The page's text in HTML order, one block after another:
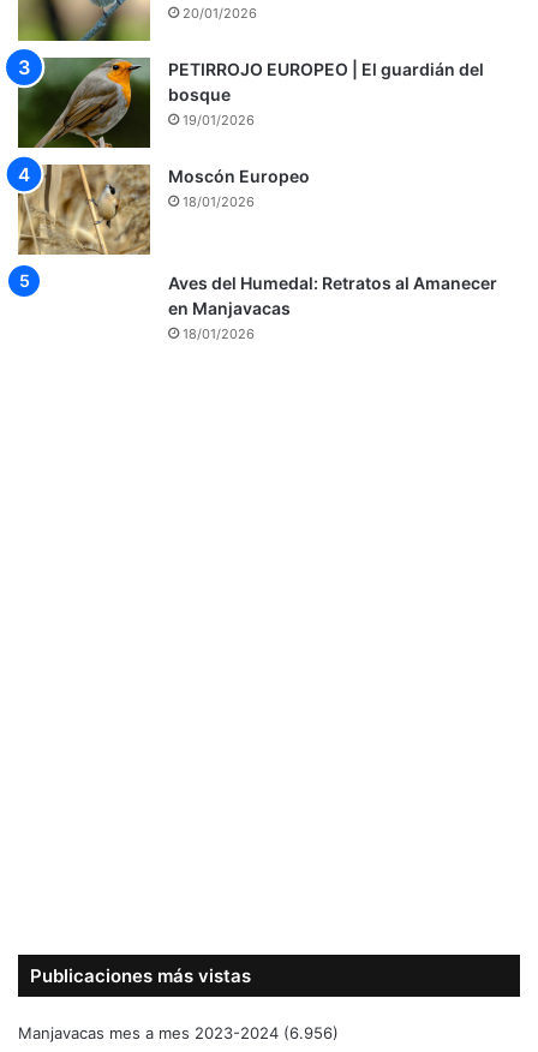
20/01/2026
PETIRROJO EUROPEO | El guardián del
bosque
19/01/2026
Moscón Europeo
18/01/2026
Aves del Humedal: Retratos al Amanecer
en Manjavacas
18/01/2026
Publicaciones más vistas
Manjavacas mes a mes 2023-2024 (6.956)